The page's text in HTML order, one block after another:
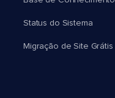
Status do Sistema
Migração de Site Grátis